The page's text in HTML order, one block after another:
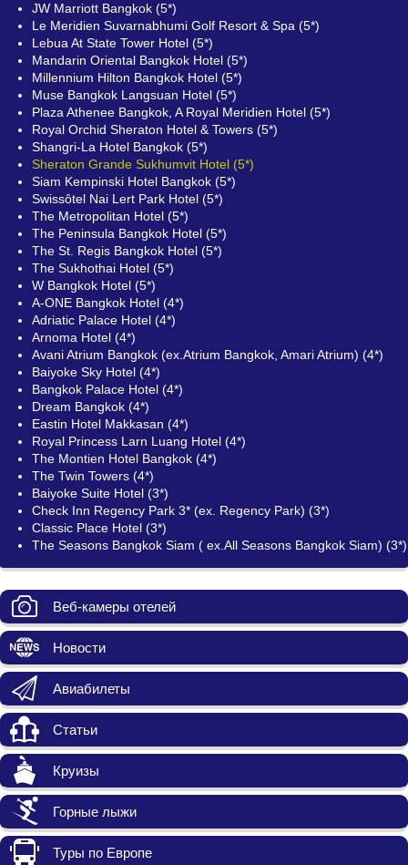
JW Marriott Bangkok (5*)
Le Meridien Suvarnabhumi Golf Resort & Spa (5*)
Lebua At State Tower Hotel (5*)
Mandarin Oriental Bangkok Hotel (5*)
Millennium Hilton Bangkok Hotel (5*)
Muse Bangkok Langsuan Hotel (5*)
Plaza Athenee Bangkok, A Royal Meridien Hotel (5*)
Royal Orchid Sheraton Hotel & Towers (5*)
Shangri-La Hotel Bangkok (5*)
Sheraton Grande Sukhumvit Hotel (5*)
Siam Kempinski Hotel Bangkok (5*)
Swissôtel Nai Lert Park Hotel (5*)
The Metropolitan Hotel (5*)
The Peninsula Bangkok Hotel (5*)
The St. Regis Bangkok Hotel (5*)
The Sukhothai Hotel (5*)
W Bangkok Hotel (5*)
A-ONE Bangkok Hotel (4*)
Adriatic Palace Hotel (4*)
Arnoma Hotel (4*)
Avani Atrium Bangkok (ex.Atrium Bangkok, Amari Atrium) (4*)
Baiyoke Sky Hotel (4*)
Bangkok Palace Hotel (4*)
Dream Bangkok (4*)
Eastin Hotel Makkasan (4*)
Royal Princess Larn Luang Hotel (4*)
The Montien Hotel Bangkok (4*)
The Twin Towers (4*)
Baiyoke Suite Hotel (3*)
Check Inn Regency Park 3* (ex. Regency Park) (3*)
Classic Place Hotel (3*)
The Seasons Bangkok Siam ( ex.All Seasons Bangkok Siam) (3*)
Веб-камеры отелей
Новости
Авиабилеты
Статьи
Круизы
Горные лыжи
Туры по Европе